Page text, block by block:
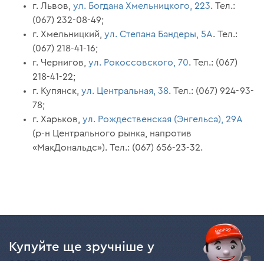
г. Львов,ул. Богдана Хмельницкого, 223. Тел.:
(067) 232-08-49;
г. Хмельницкий,ул. Степана Бандеры, 5А. Тел.:
(067) 218-41-16;
г. Чернигов,ул. Рокоссовского, 70. Тел.: (067)
218-41-22;
г. Купянск,ул. Центральная, 38. Тел.: (067) 924-93-
78;
г. Харьков,ул. Рождественская (Энгельса), 29А
(р-н Центрального рынка, напротив
«МакДональдс»). Тел.: (067) 656-23-32.
Купуйте ще зручніше у